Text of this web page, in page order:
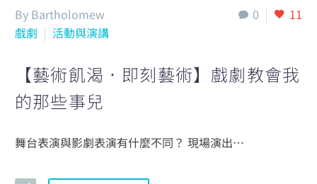
0 11
By Bartholomew
戲劇
活動與演講
【藝術飢渴．即刻藝術】戲劇教會我
的那些事兒
舞台表演與影劇表演有什麼不同？ 現場演出…